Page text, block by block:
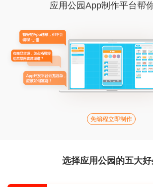
应用公园App制作平台帮
免编程立即制作
选择应用公园的五大